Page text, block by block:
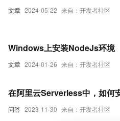
文章 2024-05-22 来自：开发者社区
文章 2024-01-26 来自：开发者社区
Windows上安装NodeJs环境
问答 2023-11-30 来自：开发者社区
在阿里云Serverless中，如何